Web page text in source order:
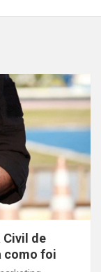
Civil de
como foi